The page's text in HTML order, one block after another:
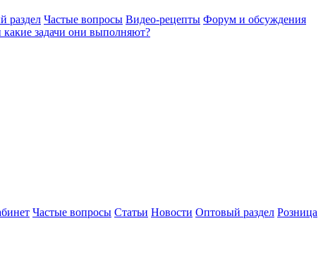
раздел Частые вопросы Видео-рецепты Форум и обсуждения
какие задачи они выполняют?
Частые вопросы Статьи Новости Оптовый раздел Розница